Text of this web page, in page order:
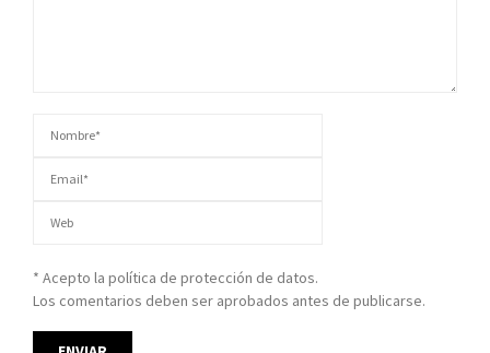
* Acepto la política de protección de datos.
Los comentarios deben ser aprobados antes de publicarse.